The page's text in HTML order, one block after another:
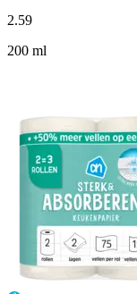
2.59
200 ml